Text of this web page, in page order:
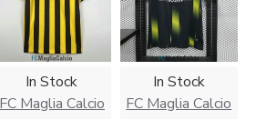
In Stock
FC Maglia Calcio
In Stock
FC Maglia Calcio